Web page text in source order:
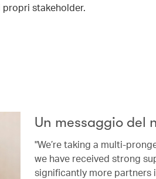
stakeholder.
Un messaggio del
"We’re taking a multi-
we have received strong
significantly more partners